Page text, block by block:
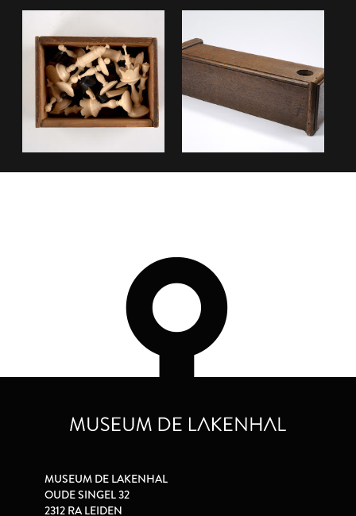
MUSEUM DE LAKENHAL
OUDE SINGEL 32
2312 RA LEIDEN